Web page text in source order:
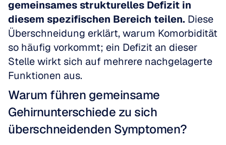
gemeinsames strukturelles Defizit in
diesem spezifischen Bereich teilen. Diese
Überschneidung erklärt, warum Komorbidität
so häufig vorkommt; ein Defizit an dieser
Stelle wirkt sich auf mehrere nachgelagerte
Funktionen aus.
Warum führen gemeinsame
Gehirnunterschiede zu sich
überschneidenden Symptomen?